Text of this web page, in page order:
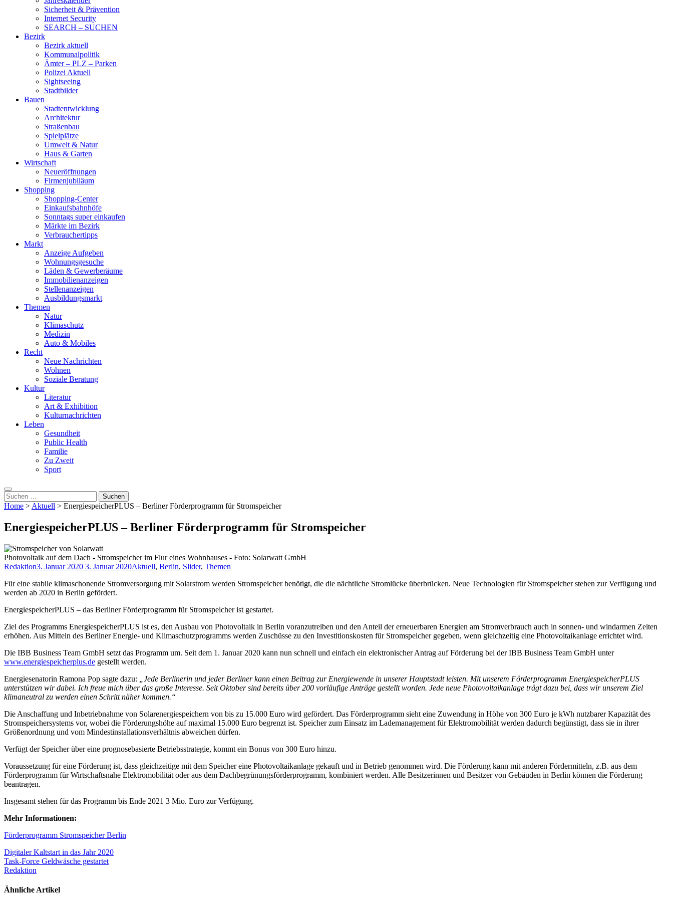
Sicherheit & Prävention
Internet Security
SEARCH – SUCHEN
Bezirk
Bezirk aktuell
Kommunalpolitik
Ämter – PLZ – Parken
Polizei Aktuell
Sightseeing
Stadtbilder
Bauen
Stadtentwicklung
Architektur
Straßenbau
Spielplätze
Umwelt & Natur
Haus & Garten
Wirtschaft
Neueröffnungen
Firmenjubiläum
Shopping
Shopping-Center
Einkaufsbahnhöfe
Sonntags super einkaufen
Märkte im Bezirk
Verbrauchertipps
Markt
Anzeige Aufgeben
Wohnungsgesuche
Läden & Gewerberäume
Immobilienanzeigen
Stellenanzeigen
Ausbildungsmarkt
Themen
Natur
Klimaschutz
Medizin
Auto & Mobiles
Recht
Neue Nachrichten
Wohnen
Soziale Beratung
Kultur
Literatur
Art & Exhibition
Kulturnachrichten
Leben
Gesundheit
Public Health
Familie
Zu Zweit
Sport
Suche
nach:
Home >Aktuell > EnergiespeicherPLUS – Berliner Förderprogramm für Stromspeicher
EnergiespeicherPLUS – Berliner Förderprogramm für Stromspeicher
Photovoltaik auf dem Dach - Stromspeicher im Flur eines Wohnhauses - Foto: Solarwatt GmbH
Redaktion3. Januar 2020 3. Januar 2020Aktuell, Berlin, Slider, Themen
Für eine stabile klimaschonende Stromversorgung mit Solarstrom werden Stromspeicher benötigt, die die nächtliche Stromlücke überbrücken. Neue Technologien für Stromspeicher stehen zur Verfügung und
werden ab 2020 in Berlin gefördert.
EnergiespeicherPLUS – das Berliner Förderprogramm für Stromspeicher ist gestartet.
Ziel des Programms EnergiespeicherPLUS ist es, den Ausbau von Photovoltaik in Berlin voranzutreiben und den Anteil der erneuerbaren Energien am Stromverbrauch auch in sonnen- und windarmen Zeiten
erhöhen. Aus Mitteln des Berliner Energie- und Klimaschutzprogramms werden Zuschüsse zu den Investitionskosten für Stromspeicher gegeben, wenn gleichzeitig eine Photovoltaikanlage errichtet wird.
Die IBB Business Team GmbH setzt das Programm um. Seit dem 1. Januar 2020 kann nun schnell und einfach ein elektronischer Antrag auf Förderung bei der IBB Business Team GmbH unter
www.energiespeicherplus.de gestellt werden.
Energiesenatorin Ramona Pop sagte dazu:
„Jede Berlinerin und jeder Berliner kann einen Beitrag zur Energiewende in unserer Hauptstadt leisten. Mit unserem Förderprogramm EnergiespeicherPLUS
unterstützen wir dabei. Ich freue mich über das große Interesse. Seit Oktober sind bereits über 200 vorläufige Anträge gestellt worden. Jede neue Photovoltaikanlage trägt dazu bei, dass wir unserem Ziel
klimaneutral zu werden einen Schritt näher kommen.“
Die Anschaffung und Inbetriebnahme von Solarenergiespeichern von bis zu 15.000 Euro wird gefördert. Das Förderprogramm sieht eine Zuwendung in Höhe von 300 Euro je kWh nutzbarer Kapazität des
Stromspeichersystems vor, wobei die Förderungshöhe auf maximal 15.000 Euro begrenzt ist. Speicher zum Einsatz im Lademanagement für Elektromobilität werden dadurch begünstigt, dass sie in ihrer
Größenordnung und vom Mindestinstallationsverhältnis abweichen dürfen.
Verfügt der Speicher über eine prognosebasierte Betriebsstrategie, kommt ein Bonus von 300 Euro hinzu.
Voraussetzung für eine Förderung ist, dass gleichzeitige mit dem Speicher eine Photovoltaikanlage gekauft und in Betrieb genommen wird. Die Förderung kann mit anderen Fördermitteln, z.B. aus dem
Förderprogramm für Wirtschaftsnahe Elektromobilität oder aus dem Dachbegrünungsförderprogramm, kombiniert werden. Alle Besitzerinnen und Besitzer von Gebäuden in Berlin können die Förderung
beantragen.
Insgesamt stehen für das Programm bis Ende 2021 3 Mio. Euro zur Verfügung.
Mehr Informationen:
Förderprogramm Stromspeicher Berlin
Beitrags-
Navigation
Digitaler Kaltstart in das Jahr 2020
Task-Force Geldwäsche gestartet
Redaktion
Ähnliche Artikel